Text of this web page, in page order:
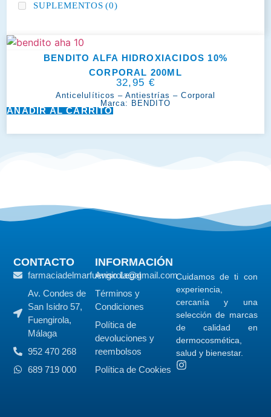
SUPLEMENTOS (0)
BENDITO ALFA HIDROXIACIDOS 10%
CORPORAL 200ML
32,95 €
Anticelulíticos – Antiestrías –Corporal
Marca: BENDITO
AÑADIR AL CARRITO
Cuidamos de ti con
experiencia,
cercanía y una
selección de marcas
de calidad en
dermocosmética,
salud y bienestar.
CONTACTO
farmaciadelmarfuengirola@gmail.com
Av. Condes de
San Isidro 57,
Fuengirola,
Málaga
952 470 268
689 719 000
INFORMACIÓN
Aviso Legal
Términos y
Condiciones
Política de
devoluciones y
reembolsos
Política de Cookies